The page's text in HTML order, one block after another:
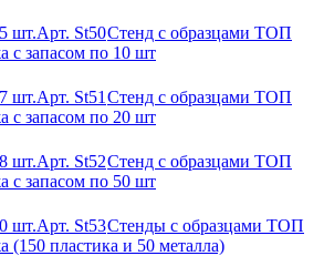
шт.Арт. St50Стенд с образцами ТОП
с запасом по 10 шт
шт.Арт. St51 Стенд с образцами ТОП
с запасом по 20 шт
шт.Арт. St52Стенд с образцами ТОП
с запасом по 50 шт
шт.Арт. St53Стенды с образцами ТОП
(150 пластика и 50 металла)